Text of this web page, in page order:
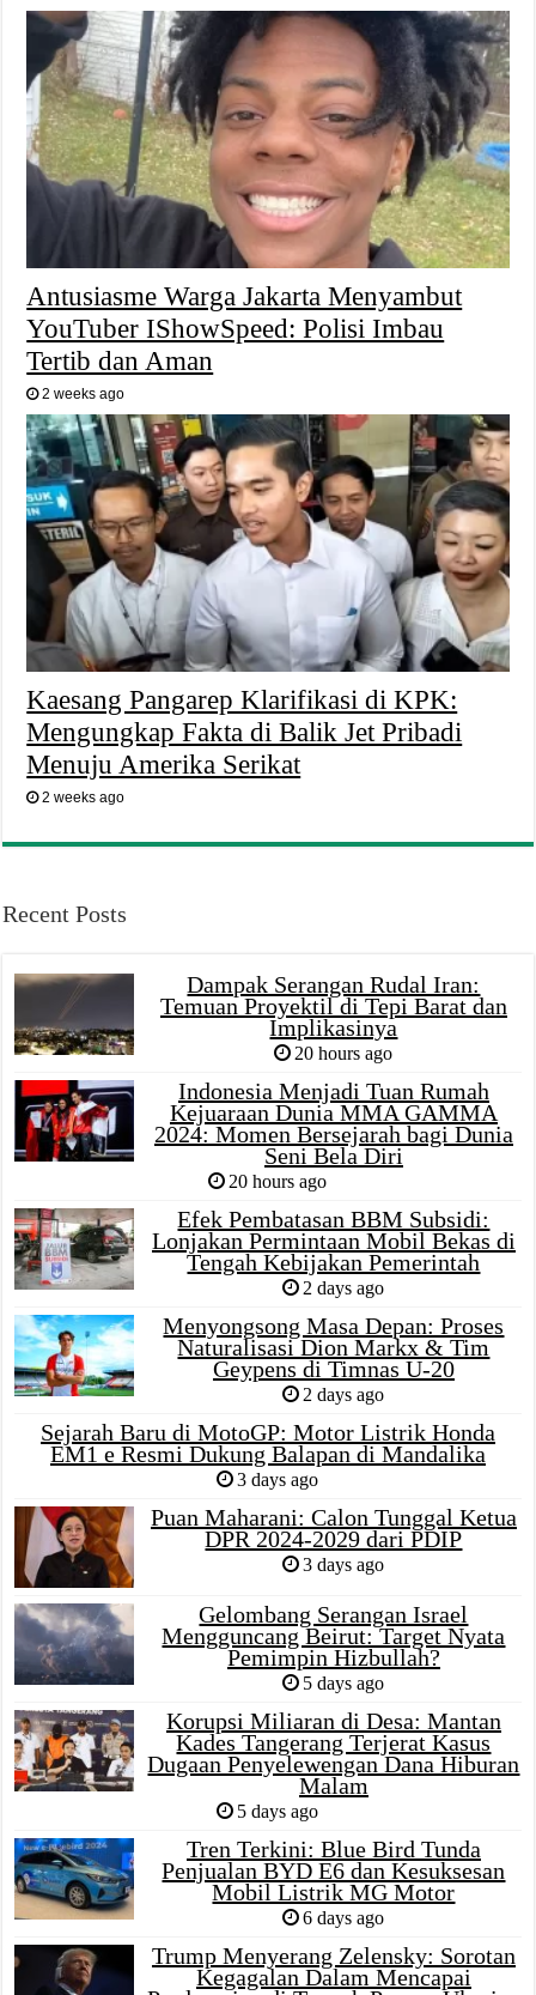
Antusiasme Warga Jakarta Menyambut
YouTuber IShowSpeed: Polisi Imbau
Tertib dan Aman
2 weeks ago
Kaesang Pangarep Klarifikasi di KPK:
Mengungkap Fakta di Balik Jet Pribadi
Menuju Amerika Serikat
2 weeks ago
Recent Posts
Dampak Serangan Rudal Iran:
Temuan Proyektil di Tepi Barat dan
Implikasinya
20 hours ago
Indonesia Menjadi Tuan Rumah
Kejuaraan Dunia MMA GAMMA
2024: Momen Bersejarah bagi Dunia
Seni Bela Diri
20 hours ago
Efek Pembatasan BBM Subsidi:
Lonjakan Permintaan Mobil Bekas di
Tengah Kebijakan Pemerintah
2 days ago
Menyongsong Masa Depan: Proses
Naturalisasi Dion Markx & Tim
Geypens di Timnas U-20
2 days ago
Sejarah Baru di MotoGP: Motor Listrik Honda
EM1 e Resmi Dukung Balapan di Mandalika
3 days ago
Puan Maharani: Calon Tunggal Ketua
DPR 2024-2029 dari PDIP
3 days ago
Gelombang Serangan Israel
Mengguncang Beirut: Target Nyata
Pemimpin Hizbullah?
5 days ago
Korupsi Miliaran di Desa: Mantan
Kades Tangerang Terjerat Kasus
Dugaan Penyelewengan Dana Hiburan
Malam
5 days ago
Tren Terkini: Blue Bird Tunda
Penjualan BYD E6 dan Kesuksesan
Mobil Listrik MG Motor
6 days ago
Trump Menyerang Zelensky: Sorotan
Kegagalan Dalam Mencapai